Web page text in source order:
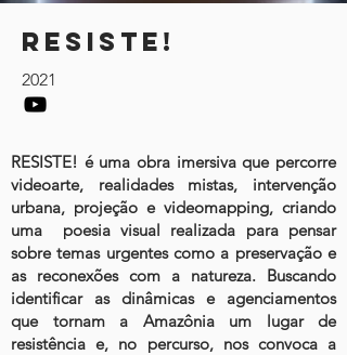
resiste!
2021
RESISTE! é uma obra imersiva que percorre
videoarte, realidades mistas, intervenção
urbana, projeção e videomapping, criando
uma poesia visual realizada para pensar
sobre temas urgentes como a preservação e
as reconexões com a natureza. Buscando
identificar as dinâmicas e agenciamentos
que tornam a Amazônia um lugar de
resistência e, no percurso, nos convoca a